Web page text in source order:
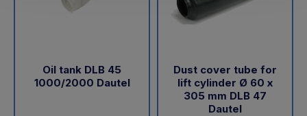
Oil tank DLB 45
1000/2000 Dautel
Dust cover tube for
lift cylinder Ø 60 x
305 mm DLB 47
Dautel